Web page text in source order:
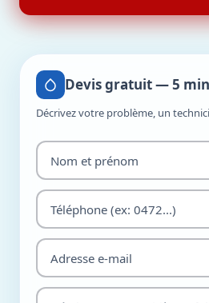
Devis gratuit — 5 min
Décrivez votre problème, un